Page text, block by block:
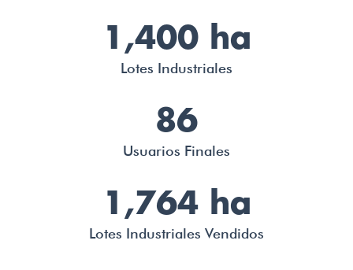
1,400 ha
Lotes Industriales
86
Usuarios Finales
1,764 ha
Lotes Industriales Vendidos